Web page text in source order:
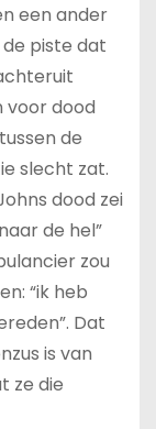
een ander
piste dat
voor dood
de
slecht zat.
dood zei
de hel”
zou
“ik heb
Dat
is van
ze die